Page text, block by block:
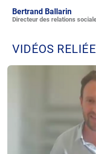
Bertrand Ballarin
Directeur des relations
VIDÉOS